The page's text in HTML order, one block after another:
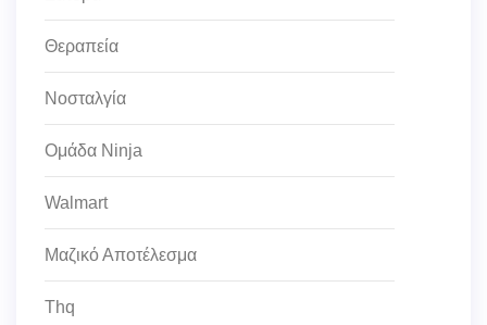
Θεραπεία
Νοσταλγία
Ομάδα Ninja
Walmart
Μαζικό Αποτέλεσμα
Thq